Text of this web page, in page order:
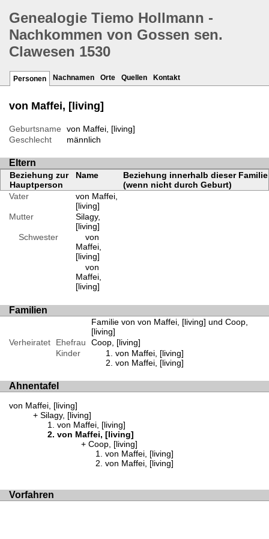
Genealogie Tiemo Hollmann -
Nachkommen von Gossen sen.
Clawesen 1530
Personen Nachnamen Orte Quellen Kontakt
von Maffei, [living]
Geburtsname
von Maffei, [living]
Geschlecht
männlich
Eltern
Beziehung zur
Hauptperson
Name
Beziehung innerhalb dieser Familie
(wenn nicht durch Geburt)
Vater
von Maffei,
[living]
Mutter
Silagy,
[living]
Schwester
von
Maffei,
[living]
von
Maffei,
[living]
Familien
Familie von von Maffei, [living] und Coop,
[living]
Verheiratet
Ehefrau
Coop, [living]
Kinder
von Maffei, [living]
von Maffei, [living]
Ahnentafel
von Maffei, [living]
Silagy, [living]
von Maffei, [living]
von Maffei, [living]
Coop, [living]
von Maffei, [living]
von Maffei, [living]
Vorfahren